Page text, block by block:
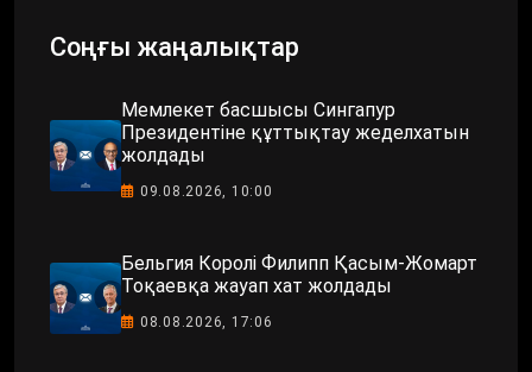
Соңғы жаңалықтар
Мемлекет басшысы Сингапур
Президентіне құттықтау жеделхатын
жолдады
09.08.2026, 10:00
Бельгия Королі Филипп Қасым-Жомарт
Тоқаевқа жауап хат жолдады
08.08.2026, 17:06